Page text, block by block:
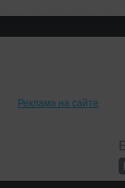
Реклама на сайте